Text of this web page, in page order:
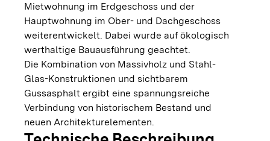
Mietwohnung im Erdgeschoss und der
Hauptwohnung im Ober- und Dachgeschoss
weiterentwickelt. Dabei wurde auf ökologisch
werthaltige Bauausführung geachtet.
Die Kombination von Massivholz und Stahl-
Glas-Konstruktionen und sichtbarem
Gussasphalt ergibt eine spannungsreiche
Verbindung von historischem Bestand und
neuen Architekturelementen.